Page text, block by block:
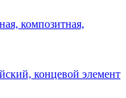
композитная,
концевой элемент